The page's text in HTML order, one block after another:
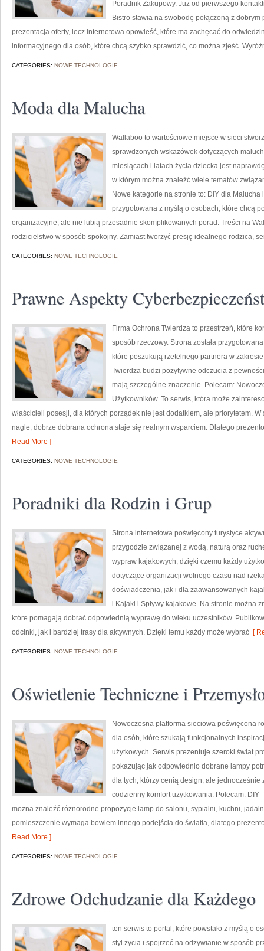
Poradnik Zakupowy. Już od pierwszego
Bistro stawia na swobodę połączoną z
prezentacja oferty, lecz internetowa opowieść, które ma zachęcać do
informacyjnego dla osób, które chcą szybko sprawdzić, co można zjeść.
CATEGORIES: NOWE TECHNOLOGIE
Moda dla Malucha
Wallaboo to wartościowe miejsce w sieci
sprawdzonych wskazówek dotyczących
miesiącach i latach życia dziecka jest
w którym można znaleźć wiele tematów
Nowe kategorie na stronie to: DIY dla Malucha
przygotowana z myślą o osobach, które chcą
organizacyjne, ale nie lubią przesadnie skomplikowanych porad. Treści na
rodzicielstwo w sposób spokojny. Zamiast tworzyć presję idealnego rodzica,
CATEGORIES: NOWE TECHNOLOGIE
Prawne Aspekty
Firma Ochrona Twierdza to przestrzeń, które
sposób rzeczowy. Strona została
które poszukują rzetelnego partnera w
Twierdza budzi pozytywne odczucia z
mają szczególne znaczenie. Polecam:
Użytkowników. To serwis, która może
właścicieli posesji, dla których porządek nie jest dodatkiem, ale priorytetem.
nagle, dobrze dobrana ochrona staje się realnym wsparciem. Dlatego
Read More ]
CATEGORIES: NOWE TECHNOLOGIE
Poradniki dla Rodzin i Grup
Strona internetowa poświęcony turystyce
przygodzie związanej z wodą, naturą oraz
wypraw kajakowych, dzięki czemu każdy
dotyczące organizacji wolnego czasu nad
doświadczenia, jak i dla zaawansowanych
i Kajaki i Spływy kajakowe. Na stronie można
które pomagają dobrać odpowiednią wyprawę do wieku uczestników.
odcinki, jak i bardziej trasy dla aktywnych. Dzięki temu każdy może wybrać [
CATEGORIES: NOWE TECHNOLOGIE
Oświetlenie Techniczne i
Nowoczesna platforma sieciowa poświęcona
dla osób, które szukają funkcjonalnych
użytkowych. Serwis prezentuje szeroki świat
pokazując jak odpowiednio dobrane lampy
dla tych, którzy cenią design, ale
codzienny komfort użytkowania. Polecam: DIY
można znaleźć różnorodne propozycje lamp do salonu, sypialni, kuchni,
pomieszczenie wymaga bowiem innego podejścia do światła, dlatego
Read More ]
CATEGORIES: NOWE TECHNOLOGIE
Zdrowe Odchudzanie dla Każdego
ten serwis to portal, które powstało z myślą o
styl życia i spojrzeć na odżywianie w sposób